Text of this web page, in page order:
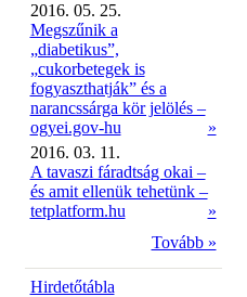
2016. 05. 25.
Megszűnik a
„diabetikus”,
„cukorbetegek is
fogyaszthatják” és a
narancssárga kör jelölés –
ogyei.gov-hu
»
2016. 03. 11.
A tavaszi fáradtság okai –
és amit ellenük tehetünk –
tetplatform.hu
»
Tovább »
Hirdetőtábla